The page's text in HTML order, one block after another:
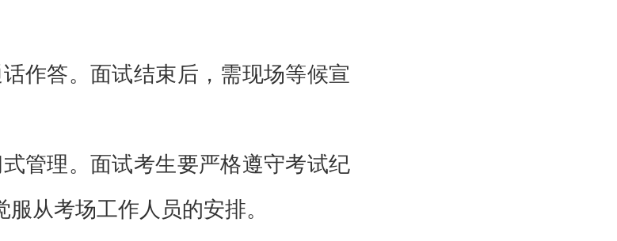
作答。面试结束后，需现场等候宣
管理。面试考生要严格遵守考试纪
从考场工作人员的安排。